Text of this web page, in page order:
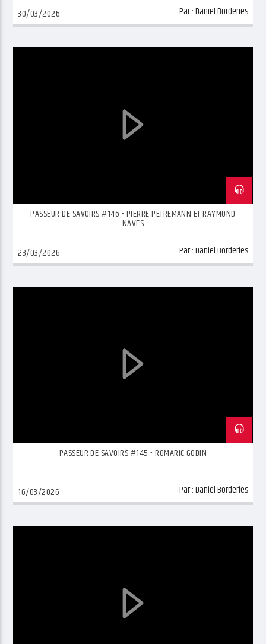
30/03/2026 Par :Daniel Borderies
PASSEUR DE SAVOIRS #146 - PIERRE PETREMANN ET RAYMOND
NAVES
23/03/2026
Par :Daniel Borderies
PASSEUR DE SAVOIRS #145 - ROMARIC GODIN
16/03/2026 Par :Daniel Borderies